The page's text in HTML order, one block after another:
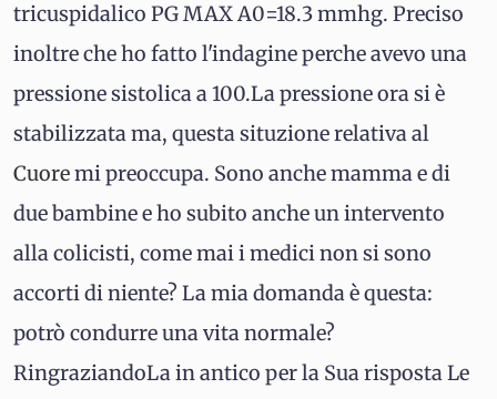
tricuspidalico PG MAX A0=18.3 mmhg. Preciso
inoltre che ho fatto l'indagine perche avevo una
pressione sistolica a 100.La pressione ora si è
stabilizzata ma, questa situzione relativa al
Cuoremi preoccupa. Sono anche mamma e di
due bambine e ho subito anche un intervento
alla colicisti, come mai i medici non si sono
accorti di niente? La mia domanda è questa:
potrò condurre una vita normale?
RingraziandoLa in antico per la Sua risposta Le